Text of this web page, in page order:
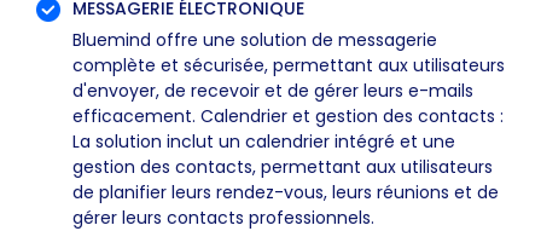
MESSAGERIE ÉLECTRONIQUE
Bluemind offre une solution de messagerie
complète et sécurisée, permettant aux utilisateurs
d'envoyer, de recevoir et de gérer leurs e-mails
efficacement. Calendrier et gestion des contacts :
La solution inclut un calendrier intégré et une
gestion des contacts, permettant aux utilisateurs
de planifier leurs rendez-vous, leurs réunions et de
gérer leurs contacts professionnels.